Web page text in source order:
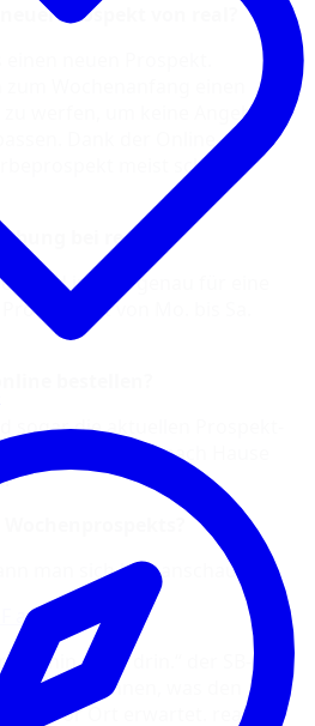
Prospekt von real?
einen neuen Prospekt.
zum Wochenanfang einen
werfen, um keine Angebote
Dank der Online-
meist schon
bei real?
sind immer genau für eine
ist von Mo. bis Sa.
bestellen?
sogar die aktuellen Prospekt-
Sie sich direkt nach Hause
Wochenprospekts?
man sich hier anschauen:
anzeigen
hin. Alles drin.“ der SB-
bereits erahnen, was den
vor Ort erwartet. real